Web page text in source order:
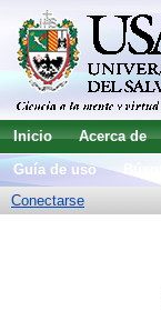
Inicio Acerca de
Guía de uso
Conectarse